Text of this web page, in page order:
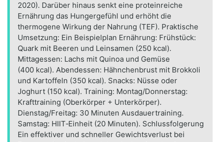
2020). Darüber hinaus senkt eine proteinreiche
Ernährung das Hungergefühl und erhöht die
thermogene Wirkung der Nahrung (TEF). Praktische
Umsetzung: Ein Beispielplan Ernährung: Frühstück:
Quark mit Beeren und Leinsamen (250 kcal).
Mittagessen: Lachs mit Quinoa und Gemüse
(400 kcal). Abendessen: Hähnchenbrust mit Brokkoli
und Kartoffeln (350 kcal). Snacks: Nüsse oder
Joghurt (150 kcal). Training: Montag/Donnerstag:
Krafttraining (Oberkörper + Unterkörper).
Dienstag/Freitag: 30 Minuten Ausdauertraining.
Samstag: HIIT‑Einheit (20 Minuten). Schlussfolgerung
Ein effektiver und schneller Gewichtsverlust bei